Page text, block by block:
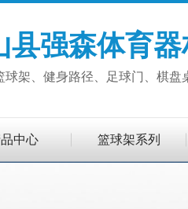
县强森体育器
球架、健身路径、足球门、棋盘
中心 篮球架系列